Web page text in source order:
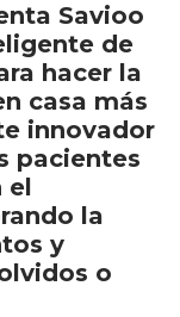
Savioo
de
hacer la
casa más
innovador
pacientes
el
la
y
o